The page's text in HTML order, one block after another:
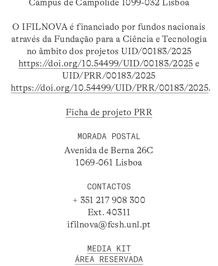
Campus de Campolide 1099-032 Lisboa
O IFILNOVA é financiado por fundos nacionais
através da Fundação para a Ciência e Tecnologia
no âmbito dos projetos UID/00183/2025
https://doi.org/10.54499/UID/00183/2025 e
UID/PRR/00183/2025
https://doi.org/10.54499/UID/PRR/00183/2025.
Ficha de projeto PRR
MORADA POSTAL
Avenida de Berna 26C
1069-061 Lisboa
CONTACTOS
+ 351 217 908 300
Ext. 40311
ifilnova@fcsh.unl.pt
MEDIA KIT
ÁREA RESERVADA